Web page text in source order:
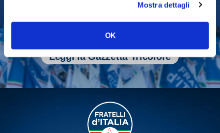
Mostra dettagli
OK
Tesserati
Fai una donazione
Leggi la Gazzetta Tricolore